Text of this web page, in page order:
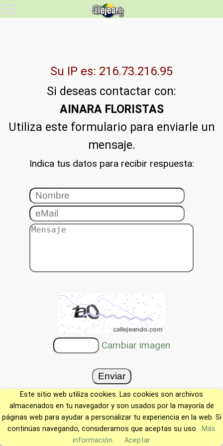
Su IP es: 216.73.216.95
Si deseas contactar con:
AINARA FLORISTAS
Utiliza este formulario para enviarle un
mensaje.
Indica tus datos para recibir respuesta:
Cambiar imagen
Este sitio web utiliza cookies. Las cookies son archivos
almacenados en tu navegador y son usados por la mayoría de
páginas web para ayudar a personalizar tu experiencia en la web. Si
continúas navegando, consideramos que aceptas su uso.
Más
información
Aceptar